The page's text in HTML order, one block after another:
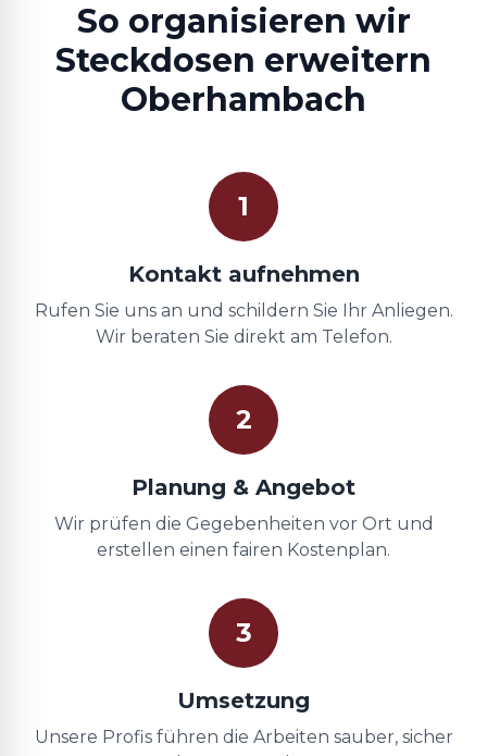
So organisieren wir
Steckdosen erweitern
Oberhambach
1
Kontakt aufnehmen
Rufen Sie uns an und schildern Sie Ihr Anliegen.
Wir beraten Sie direkt am Telefon.
2
Planung & Angebot
Wir prüfen die Gegebenheiten vor Ort und
erstellen einen fairen Kostenplan.
3
Umsetzung
Unsere Profis führen die Arbeiten sauber, sicher